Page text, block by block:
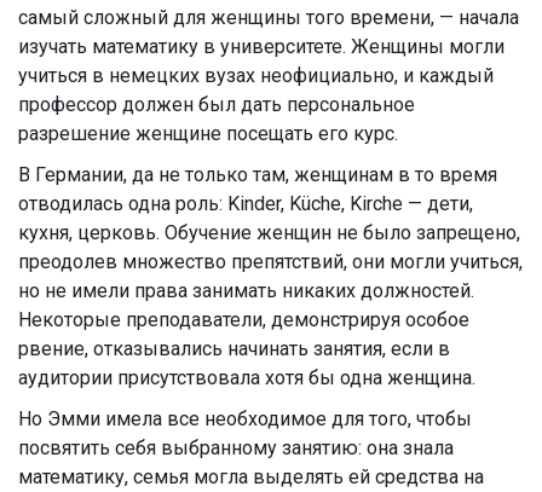
самый сложный для женщины того времени, — начала
изучать математику в университете. Женщины могли
учиться в немецких вузах неофициально, и каждый
профессор должен был дать персональное
разрешение женщине посещать его курс.
В Германии, да не только там, женщинам в то время
отводилась одна роль: Kinder, Küche, Kirche — дети,
кухня, церковь. Обучение женщин не было запрещено,
преодолев множество препятствий, они могли учиться,
но не имели права занимать никаких должностей.
Некоторые преподаватели, демонстрируя особое
рвение, отказывались начинать занятия, если в
аудитории присутствовала хотя бы одна женщина.
Но Эмми имела все необходимое для того, чтобы
посвятить себя выбранному занятию: она знала
математику, семья могла выделять ей средства на